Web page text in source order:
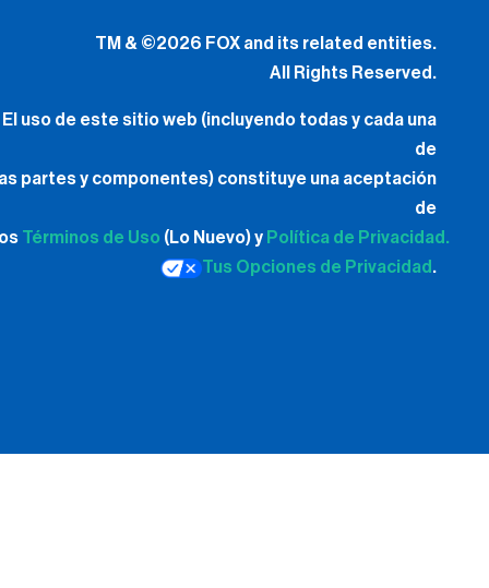
TM & ©2026 FOX and its related entities.
All Rights Reserved.
El uso de este sitio web (incluyendo todas y cada una
de
partes y componentes) constituye una aceptación
de
Términos de Uso (Lo Nuevo) y Política de Privacidad.
Tus Opciones de Privacidad .